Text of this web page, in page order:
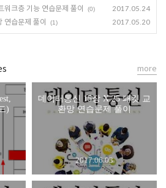
워크층 기능 연습문제 풀이 (0) 2017.05.24
연습문제 풀이 (1) 2017.05.20
)
데이터통신 15장 X.25 패킷 교
환망 연습문제 풀이
2017.06.03
more